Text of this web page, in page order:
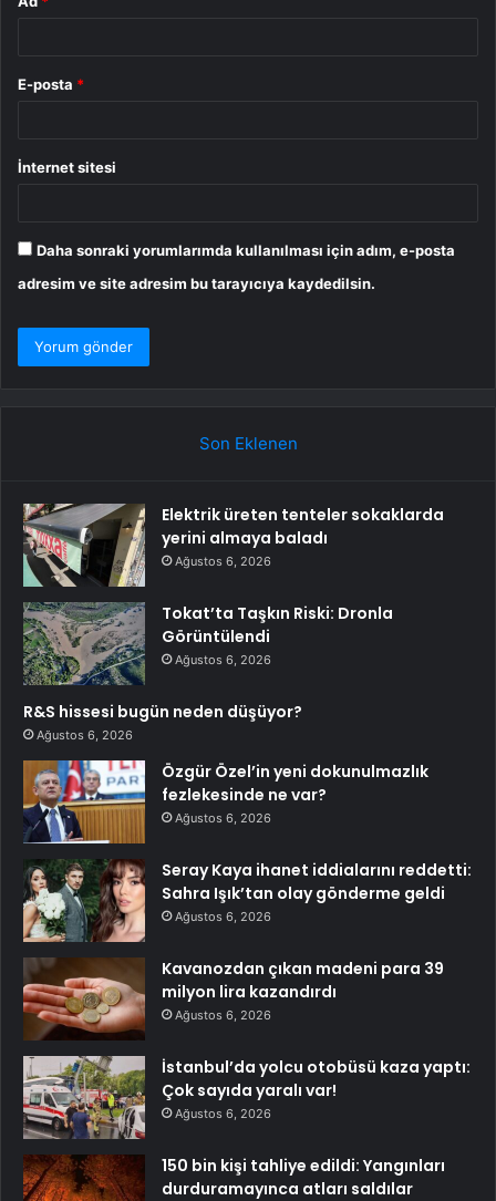
E-posta *
İnternet sitesi
Daha sonraki yorumlarımda kullanılması için adım, e-posta
adresim ve site adresim bu tarayıcıya kaydedilsin.
Son Eklenen
Elektrik üreten tenteler sokaklarda
yerini almaya baladı
Ağustos 6, 2026
Tokat’ta Taşkın Riski: Dronla
Görüntülendi
Ağustos 6, 2026
R&S hissesi bugün neden düşüyor?
Ağustos 6, 2026
Özgür Özel’in yeni dokunulmazlık
fezlekesinde ne var?
Ağustos 6, 2026
Seray Kaya ihanet iddialarını reddetti:
Sahra Işık’tan olay gönderme geldi
Ağustos 6, 2026
Kavanozdan çıkan madeni para 39
milyon lira kazandırdı
Ağustos 6, 2026
İstanbul’da yolcu otobüsü kaza yaptı:
Çok sayıda yaralı var!
Ağustos 6, 2026
150 bin kişi tahliye edildi: Yangınları
durduramayınca atları saldılar